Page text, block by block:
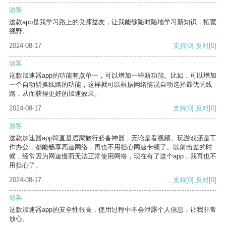
游客
这款app是我学习路上的良师益友，让我能够随时随地学习新知识，拓宽
视野。
2024-08-17
支持[0] 反对[0]
游客
这款加速器app的功能有点单一，可以增加一些新功能。比如，可以增加
一个自动切换线路的功能，这样就可以根据网络情况自动选择最优的线
路，从而获得更好的加速效果。
2024-08-17
支持[0] 反对[0]
游客
这款加速器app简直是居家旅行必备神器，无论是看视频、玩游戏还是工
作办公，都能畅享高速网络，再也不用担心网速卡顿了。以前出差的时
候，经常因为网速慢而无法正常使用网络，现在有了这个app，我再也不
用担心了。
2024-08-17
支持[0] 反对[0]
游客
这款加速器app的安全性很高，使用过程中不会泄露个人信息，让我非常
放心。